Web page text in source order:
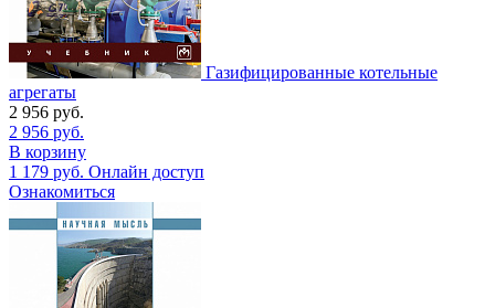
Газифицированные котельные
агрегаты
2 956 руб.
2 956 руб.
В корзину
1 179 руб. Онлайн доступ
Ознакомиться